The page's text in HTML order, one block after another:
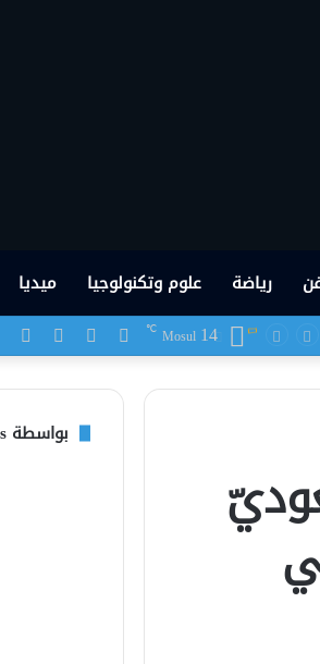
رياضة علوم وتكنولوجيا ميديا
يوتيوب تويتر
فيسبوك Mosul 14
℃
بواسطة Zewa News